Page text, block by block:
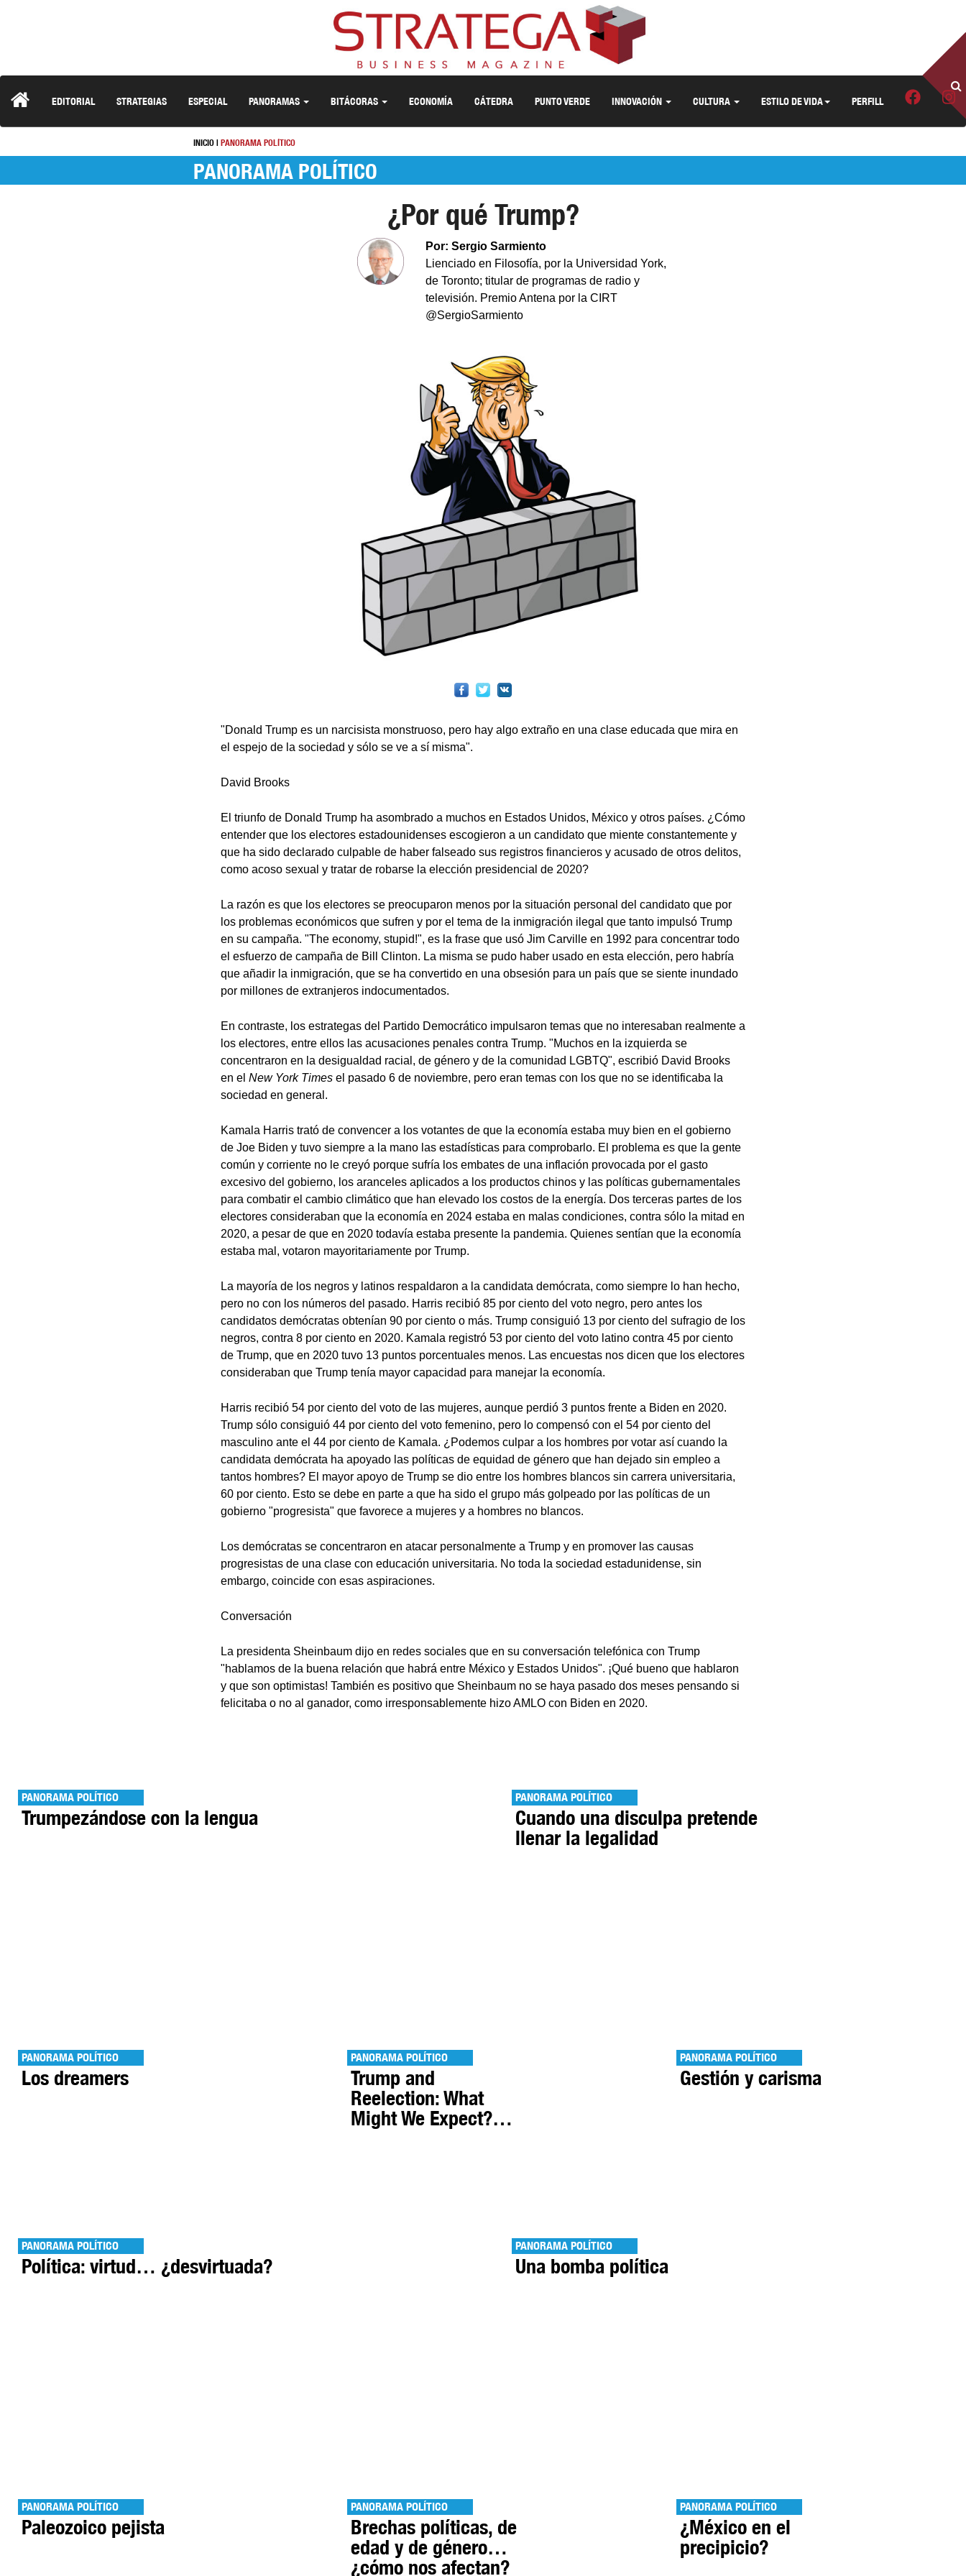
EDITORIAL STRATEGIAS ESPECIAL PANORAMAS BITÁCORAS ECONOMÍA CÁTEDRA PUNTO VERDE INNOVACIÓN CULTURA ESTILO DE VIDA PERFILL
INICIO| PANORAMA POLÍTICO
PANORAMA POLÍTICO
¿Por qué Trump?
Por: Sergio Sarmiento
Lienciado en Filosofía, por la Universidad York,
de Toronto; titular de programas de radio y
televisión. Premio Antena por la CIRT
@SergioSarmiento
"Donald Trump es un narcisista monstruoso, pero hay algo extraño en una clase educada que mira en
el espejo de la sociedad y sólo se ve a sí misma".
David Brooks
El triunfo de Donald Trump ha asombrado a muchos en Estados Unidos, México y otros países. ¿Cómo
entender que los electores estadounidenses escogieron a un candidato que miente constantemente y
que ha sido declarado culpable de haber falseado sus registros financieros y acusado de otros delitos,
como acoso sexual y tratar de robarse la elección presidencial de 2020?
La razón es que los electores se preocuparon menos por la situación personal del candidato que por
los problemas económicos que sufren y por el tema de la inmigración ilegal que tanto impulsó Trump
en su campaña. "The economy, stupid!", es la frase que usó Jim Carville en 1992 para concentrar todo
el esfuerzo de campaña de Bill Clinton. La misma se pudo haber usado en esta elección, pero habría
que añadir la inmigración, que se ha convertido en una obsesión para un país que se siente inundado
por millones de extranjeros indocumentados.
En contraste, los estrategas del Partido Democrático impulsaron temas que no interesaban realmente a
los electores, entre ellos las acusaciones penales contra Trump. "Muchos en la izquierda se
concentraron en la desigualdad racial, de género y de la comunidad LGBTQ", escribió David Brooks
en el New York Times el pasado 6 de noviembre, pero eran temas con los que no se identificaba la
sociedad en general.
Kamala Harris trató de convencer a los votantes de que la economía estaba muy bien en el gobierno
de Joe Biden y tuvo siempre a la mano las estadísticas para comprobarlo. El problema es que la gente
común y corriente no le creyó porque sufría los embates de una inflación provocada por el gasto
excesivo del gobierno, los aranceles aplicados a los productos chinos y las políticas gubernamentales
para combatir el cambio climático que han elevado los costos de la energía. Dos terceras partes de los
electores consideraban que la economía en 2024 estaba en malas condiciones, contra sólo la mitad en
2020, a pesar de que en 2020 todavía estaba presente la pandemia. Quienes sentían que la economía
estaba mal, votaron mayoritariamente por Trump.
La mayoría de los negros y latinos respaldaron a la candidata demócrata, como siempre lo han hecho,
pero no con los números del pasado. Harris recibió 85 por ciento del voto negro, pero antes los
candidatos demócratas obtenían 90 por ciento o más. Trump consiguió 13 por ciento del sufragio de los
negros, contra 8 por ciento en 2020. Kamala registró 53 por ciento del voto latino contra 45 por ciento
de Trump, que en 2020 tuvo 13 puntos porcentuales menos. Las encuestas nos dicen que los electores
consideraban que Trump tenía mayor capacidad para manejar la economía.
Harris recibió 54 por ciento del voto de las mujeres, aunque perdió 3 puntos frente a Biden en 2020.
Trump sólo consiguió 44 por ciento del voto femenino, pero lo compensó con el 54 por ciento del
masculino ante el 44 por ciento de Kamala. ¿Podemos culpar a los hombres por votar así cuando la
candidata demócrata ha apoyado las políticas de equidad de género que han dejado sin empleo a
tantos hombres? El mayor apoyo de Trump se dio entre los hombres blancos sin carrera universitaria,
60 por ciento. Esto se debe en parte a que ha sido el grupo más golpeado por las políticas de un
gobierno "progresista" que favorece a mujeres y a hombres no blancos.
Los demócratas se concentraron en atacar personalmente a Trump y en promover las causas
progresistas de una clase con educación universitaria. No toda la sociedad estadunidense, sin
embargo, coincide con esas aspiraciones.
Conversación
La presidenta Sheinbaum dijo en redes sociales que en su conversación telefónica con Trump
"hablamos de la buena relación que habrá entre México y Estados Unidos". ¡Qué bueno que hablaron
y que son optimistas! También es positivo que Sheinbaum no se haya pasado dos meses pensando si
felicitaba o no al ganador, como irresponsablemente hizo AMLO con Biden en 2020.
PANORAMA POLÍTICO
Trumpezándose con la lengua
PANORAMA POLÍTICO
Cuando una disculpa pretende
llenar la legalidad
PANORAMA POLÍTICO
Los dreamers
PANORAMA POLÍTICO
Trump and
Reelection: What
Might We Expect?…
PANORAMA POLÍTICO
Gestión y carisma
PANORAMA POLÍTICO
Política: virtud… ¿desvirtuada?
PANORAMA POLÍTICO
Una bomba política
PANORAMA POLÍTICO
Paleozoico pejista
PANORAMA POLÍTICO
Brechas políticas, de
edad y de género…
¿cómo nos afectan?
PANORAMA POLÍTICO
¿México en el
precipicio?